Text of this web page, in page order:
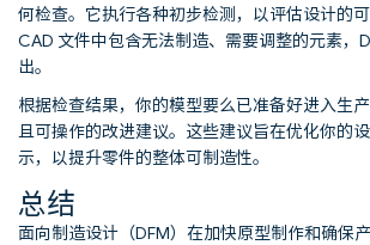
何检查。它执行各种初步检测，以评估设计的
CAD 文件中包含无法制造、需要调整的元素，
出。
根据检查结果，你的模型要么已准备好进入生
且可操作的改进建议。这些建议旨在优化你的
示，以提升零件的整体可制造性。
总结
面向制造设计（DFM）在加快原型制作和确保